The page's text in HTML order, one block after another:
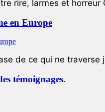
rire, larmes et horreur
en Europe
de ce qui ne traverse
témoignages.